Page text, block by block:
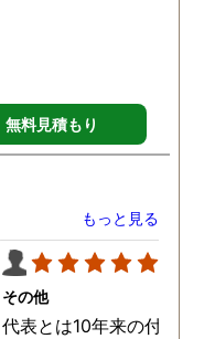
無料見積もり
もっと見る
その他
代表とは10年来の付き合